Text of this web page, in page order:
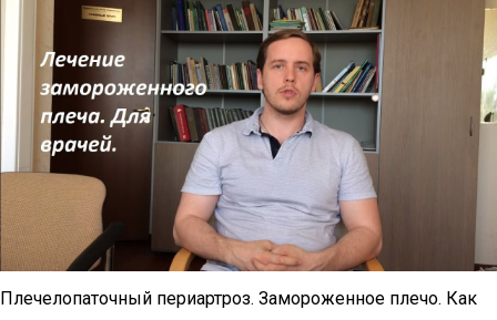
Плечелопаточный периартроз. Замороженное плечо. Как